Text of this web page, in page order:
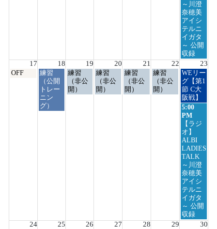
～川澄
奈穂美
アイシ
テルニ
イガタ
～ 公開
収録
17 18 19 20 21 22 23
月
OFF
火
曜
日,
8
月
練習
（公開
トレー
ニン
グ）
水
曜
日,
練習
（非公
開）
木
曜
日,
練習
（非公
開）
金
曜
日,
練習
（非公
開）
土
曜
日,
練習
（非公
開）
日
曜
日,
8
月
23rd
2026
WEリー
グ【第1
節 C大
阪戦】
日
曜
日,
8
月
23rd
2026
5:00
PM
【ラジ
オ】
ALBI
LADIES
TALK
～川澄
奈穂美
アイシ
テルニ
イガタ
～ 公開
収録
24 25 26 27 28 29 30